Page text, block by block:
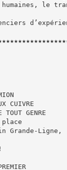
humaines, le
CUIVRE
TOUT GENRE
place
Grande-Ligne,